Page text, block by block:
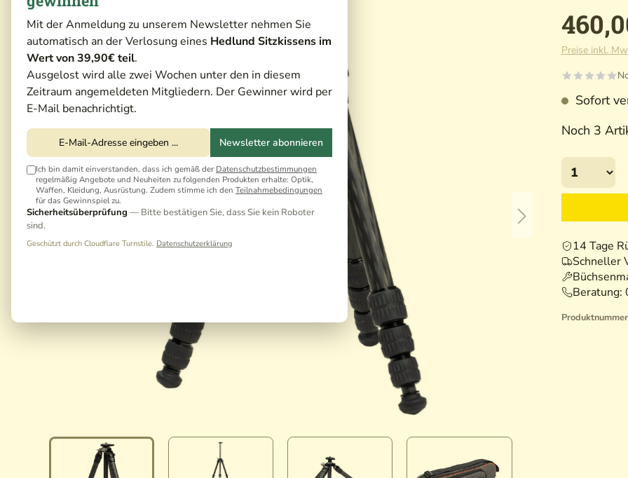
Mit der Anmeldung zu unserem Newsletter nehmen Sie
automatisch an der Verlosung eines Hedlund Sitzkissens im
Wert von 39,90€ teil.
Ausgelost wird alle zwei Wochen unter den in diesem
Zeitraum angemeldeten Mitgliedern. Der Gewinner wird per
E-Mail benachrichtigt.
Newsletter abonnieren
Ich bin damit einverstanden, dass ich gemäß der Datenschutzbestimmungen
regelmäßig Angebote und Neuheiten zu folgenden Produkten erhalte: Optik,
Waffen, Kleidung, Ausrüstung. Zudem stimme ich den Teilnahmebedingungen
für das Gewinnspiel zu.
Sicherheitsüberprüfung — Bitte bestätigen Sie, dass Sie kein Roboter
sind.
Geschützt durch Cloudflare Turnstile. Datenschutzerklärung
Testvideo
Preise inkl.
Sofort
Noch 3
14 Tage
Schneller
Beratung: